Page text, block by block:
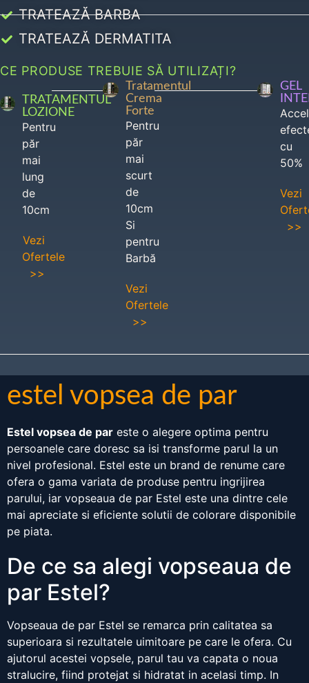
TRATEAZĂ BARBA
TRATEAZĂ DERMATITA
CE PRODUSE TREBUIE SĂ UTILIZAȚI?
TRATAMENTUL
LOZIONE
Pentru
păr
mai
lung
de
10cm
Vezi
Ofertele
>>
Tratamentul
Crema
Forte
Pentru
păr
mai
scurt
de
10cm
Si
pentru
Barbă
Vezi
Ofertele
>>
GEL
cu
50%
Vezi
>>
estel vopsea de par
Estel vopsea de par este o alegere optima pentru
persoanele care doresc sa isi transforme parul la un
nivel profesional. Estel este un brand de renume care
ofera o gama variata de produse pentru ingrijirea
parului, iar vopseaua de par Estel este una dintre cele
mai apreciate si eficiente solutii de colorare disponibile
pe piata.
De ce sa alegi vopseaua de
par Estel?
Vopseaua de par Estel se remarca prin calitatea sa
superioara si rezultatele uimitoare pe care le ofera. Cu
ajutorul acestei vopsele, parul tau va capata o noua
stralucire, fiind protejat si hidratat in acelasi timp. In